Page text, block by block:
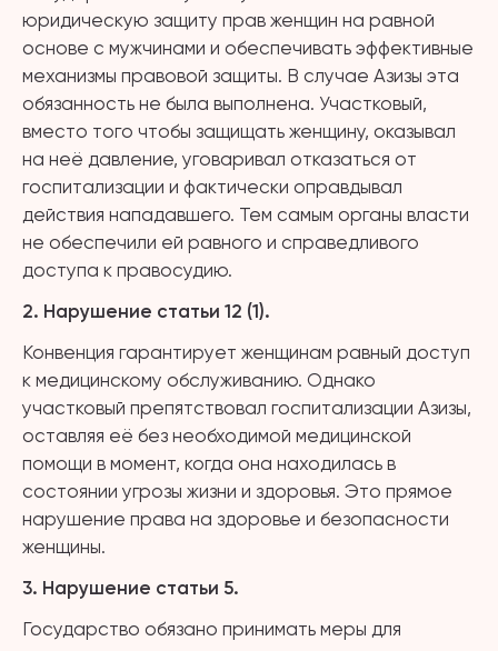
юридическую защиту прав женщин на равной
основе с мужчинами и обеспечивать эффективные
механизмы правовой защиты. В случае Азизы эта
обязанность не была выполнена. Участковый,
вместо того чтобы защищать женщину, оказывал
на неё давление, уговаривал отказаться от
госпитализации и фактически оправдывал
действия нападавшего. Тем самым органы власти
не обеспечили ей равного и справедливого
доступа к правосудию.
2. Нарушение статьи 12 (1).
Конвенция гарантирует женщинам равный доступ
к медицинскому обслуживанию. Однако
участковый препятствовал госпитализации Азизы,
оставляя её без необходимой медицинской
помощи в момент, когда она находилась в
состоянии угрозы жизни и здоровья. Это прямое
нарушение права на здоровье и безопасности
женщины.
3. Нарушение статьи 5.
Государство обязано принимать меры для